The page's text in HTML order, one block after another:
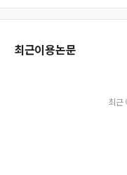
Sn-Ag-Cu 삼원계 공정점 근처
미세피치 Sn-In 솔더범프를 이
26GHz 대역 박막 Duplexer 설
최근이용논문
최근